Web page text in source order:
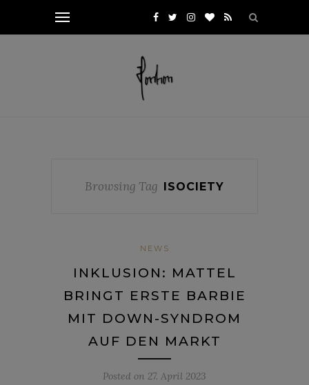
Browsing Tag ISOCIETY
NEWS
INKLUSION: MATTEL
BRINGT ERSTE BARBIE
MIT DOWN-SYNDROM
AUF DEN MARKT
Posted on 27. April 2023